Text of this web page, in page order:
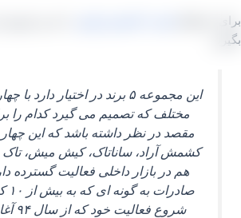
استعلام
این مجموعه ۵ برند در اختیار دارد با
مختلف که تصمیم می‌ گیرد کدام را برای
مقصد در نظر داشته باشد که این چهار برند
کشمش آراد، ساناتاک، کیش میش، تاک
هم در بازار داخلی فعالیت گسترده
صادرات به
شروع فعالیت خود